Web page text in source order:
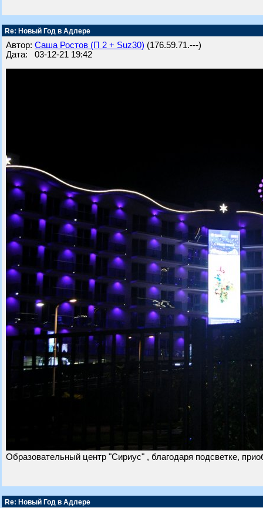
Re: Новый Год в Адлере
Автор: Саша Ростов (П 2 + Suz30) (176.59.71.---)
Дата: 03-12-21 19:42
Образовательный центр "Сириус" , благодаря подсветке,
Re: Новый Год в Адлере